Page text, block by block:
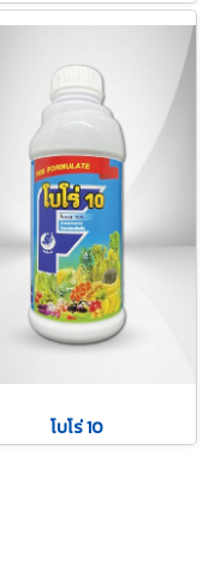
โบโร่ 10